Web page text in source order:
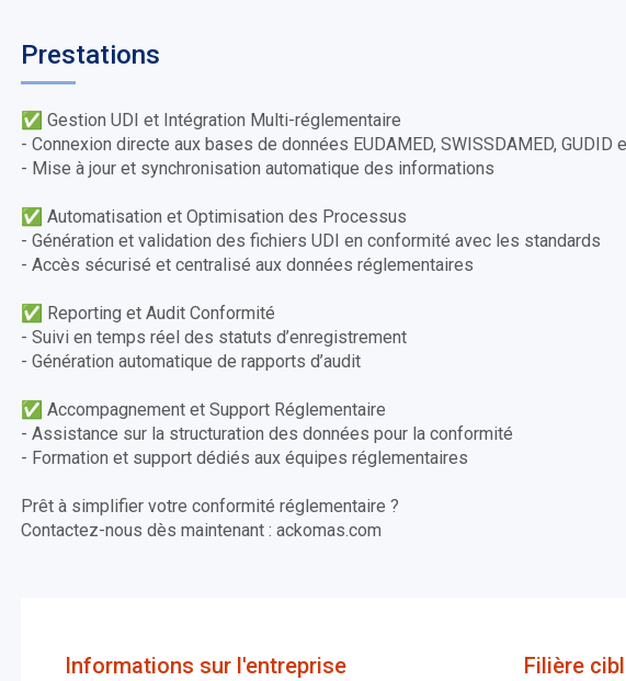
Prestations
✅ Gestion UDI et Intégration Multi-réglementaire
- Connexion directe aux bases de données EUDAMED, SWISSDAMED, GUDID
- Mise à jour et synchronisation automatique des informations
✅ Automatisation et Optimisation des Processus
- Génération et validation des fichiers UDI en conformité avec les standards
- Accès sécurisé et centralisé aux données réglementaires
✅ Reporting et Audit Conformité
- Suivi en temps réel des statuts d’enregistrement
- Génération automatique de rapports d’audit
✅ Accompagnement et Support Réglementaire
- Assistance sur la structuration des données pour la conformité
- Formation et support dédiés aux équipes réglementaires
Prêt à simplifier votre conformité réglementaire ?
Contactez-nous dès maintenant : ackomas.com
Informations sur l'entreprise Filière